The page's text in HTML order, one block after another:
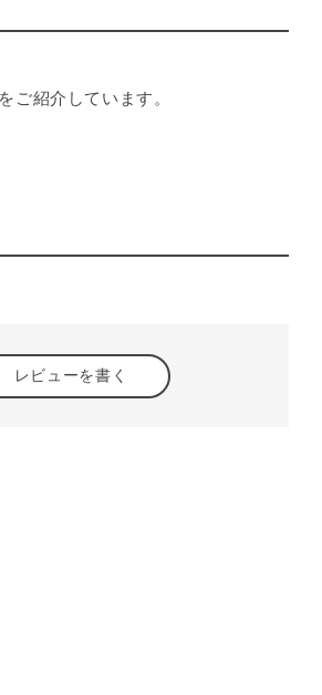
ご紹介しています。
レビューを書く